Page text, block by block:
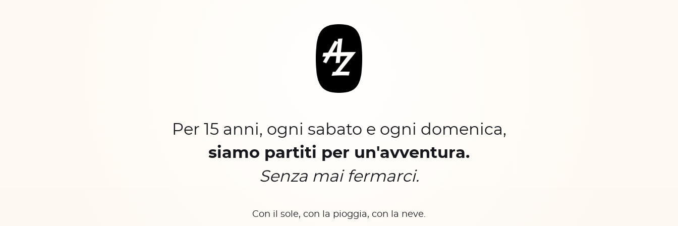
Per 15 anni, ogni sabato e ogni domenica,
siamo partiti per un'avventura.
Senza mai fermarci.
Con il sole, con la pioggia, con la neve.